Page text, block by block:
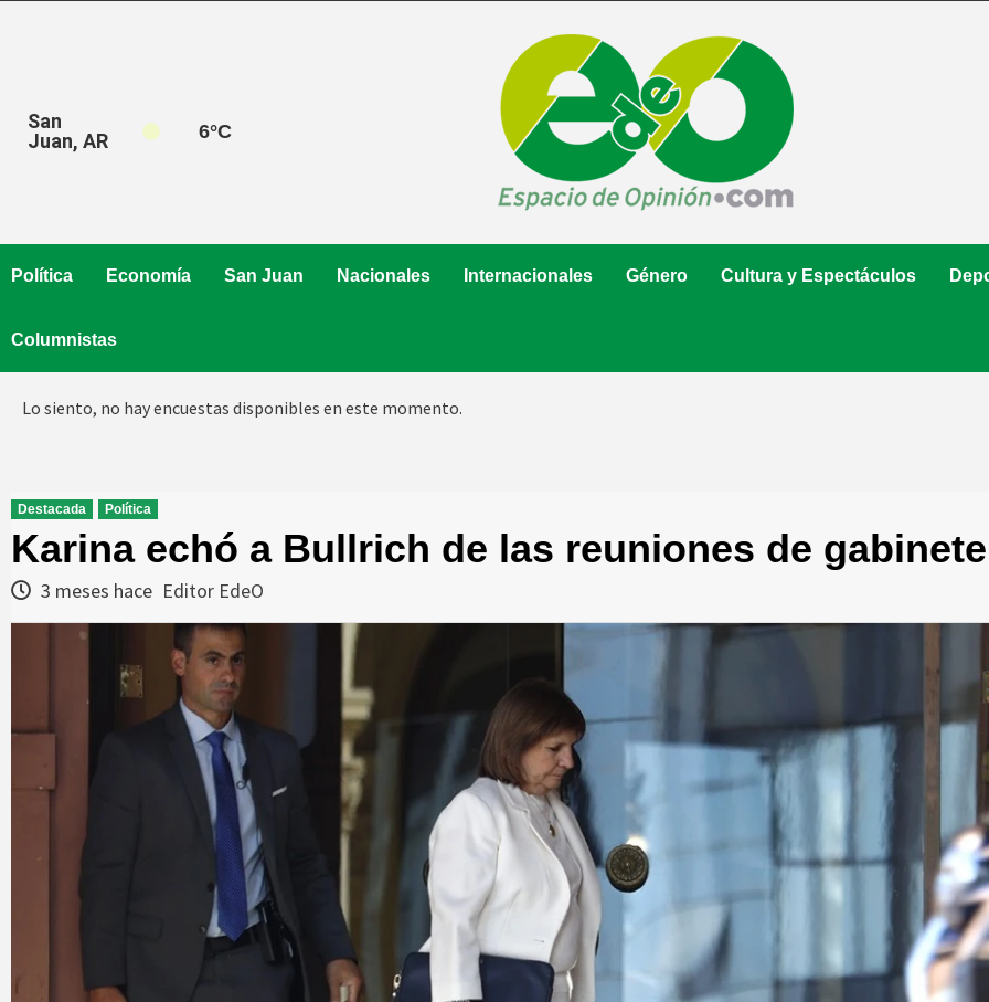
San
Juan, AR
6°C
Política Economía San Juan Nacionales Internacionales Género Cultura y Espectáculos
Columnistas
Lo siento, no hay encuestas disponibles en este momento.
Destacada Política
Karina echó a Bullrich de las reuniones de gabinete
3 meses hace Editor EdeO